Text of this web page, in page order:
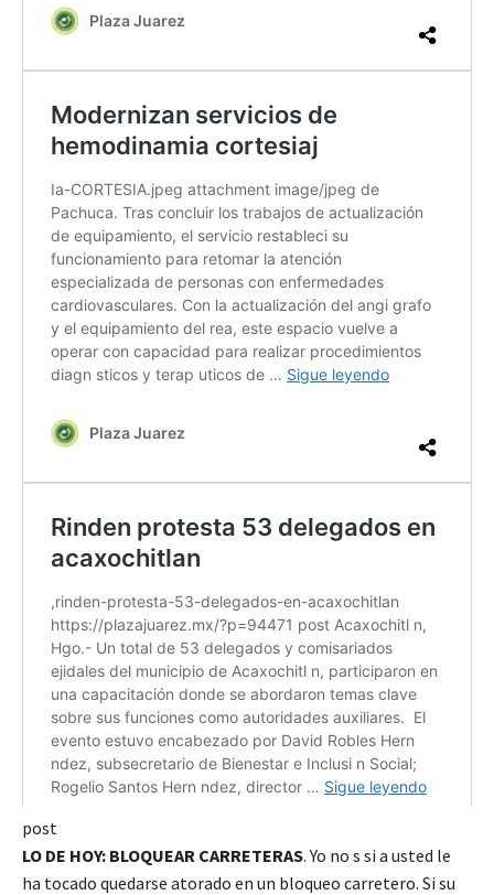
post
LO DE HOY: BLOQUEAR CARRETERAS. Yo no s si a usted le
ha tocado quedarse atorado en un bloqueo carretero. Si su